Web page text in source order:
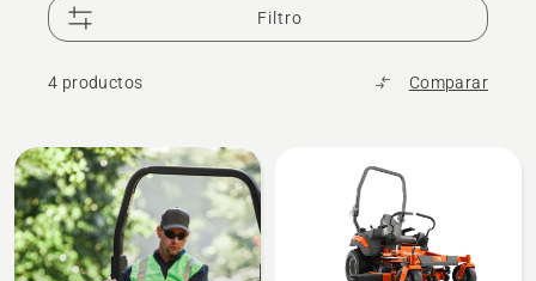
de corte excepcionales. Explora nuestros
cortacéspedes profesionales de giro cero,
desarrollados para un uso profesional exigente.
Filtro
4 productos Comparar
Todos
los
productos